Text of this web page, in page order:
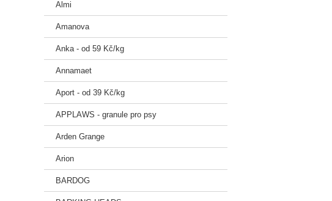
Almi
Amanova
Anka - od 59 Kč/kg
Annamaet
Aport - od 39 Kč/kg
APPLAWS - granule pro psy
Arden Grange
Arion
BARDOG